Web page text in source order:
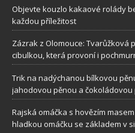
Objevte kouzlo kakaové rolády
každou příležitost
Zázrak z Olomouce: Tvarůžková
cibulkou, která provoní i
Trik na nadýchanou bílkovou
jahodovou pěnou a čokoládovou
Rajská omáčka s hovězím
hladkou omáčku se základem v